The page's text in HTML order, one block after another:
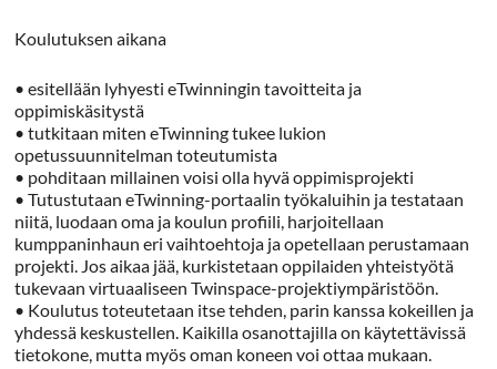
Koulutuksen aikana
• esitellään lyhyesti eTwinningin tavoitteita ja
oppimiskäsitystä
• tutkitaan miten eTwinning tukee lukion
opetussuunnitelman toteutumista
• pohditaan millainen voisi olla hyvä oppimisprojekti
• Tutustutaan eTwinning-portaalin työkaluihin ja testataan
niitä, luodaan oma ja koulun profiili, harjoitellaan
kumppaninhaun eri vaihtoehtoja ja opetellaan perustamaan
projekti. Jos aikaa jää, kurkistetaan oppilaiden yhteistyötä
tukevaan virtuaaliseen Twinspace-projektiympäristöön.
• Koulutus toteutetaan itse tehden, parin kanssa kokeillen ja
yhdessä keskustellen. Kaikilla osanottajilla on käytettävissä
tietokone, mutta myös oman koneen voi ottaa mukaan.